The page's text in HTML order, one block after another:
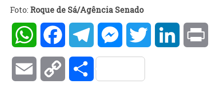
Foto: Roque de Sá/Agência Senado
WhatsAppFacebookTelegramMessengerTwitter LinkedIn
Email Copy Compartilhar